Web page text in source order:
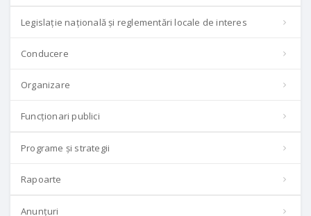
Legislație națională și reglementări locale de interes
Conducere
Organizare
Funcționari publici
Programe și strategii
Rapoarte
Anunțuri